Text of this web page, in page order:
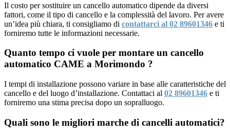
Il costo per sostituire un cancello automatico dipende da diversi
fattori, come il tipo di cancello e la complessità del lavoro. Per avere
un’idea più chiara, ti consigliamo di contattarci al 02 89601346 e ti
forniremo tutte le informazioni necessarie.
Quanto tempo ci vuole per montare un cancello
automatico CAME a Morimondo ?
I tempi di installazione possono variare in base alle caratteristiche del
cancello e del luogo d’installazione. Contattaci al 02 89601346 e ti
forniremo una stima precisa dopo un sopralluogo.
Quali sono le migliori marche di cancelli automatici?